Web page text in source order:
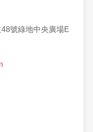
號綠地中央廣場E